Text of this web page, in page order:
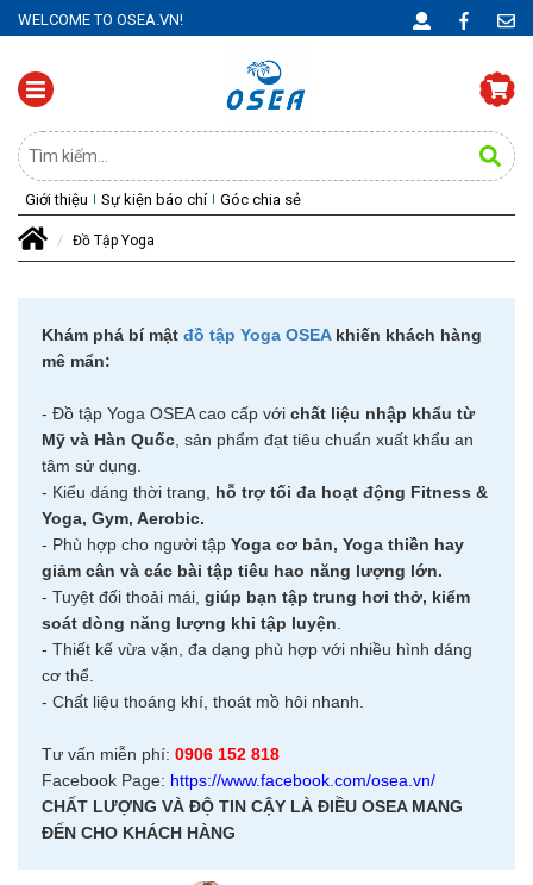
WELCOME TO OSEA.VN!
Giới thiệu Sự kiện báo chí Góc chia sẻ
Đồ Tập Yoga
Khám phá bí mật đồ tập Yoga OSEAkhiến khách hàng
mê mẩn:
- Đồ tập Yoga OSEA cao cấp với chất liệu nhập khẩu từ
Mỹ và Hàn Quốc, sản phẩm đạt tiêu chuẩn xuất khẩu an
tâm sử dụng.
- Kiểu dáng thời trang, hỗ trợ tối đa hoạt động Fitness &
Yoga, Gym, Aerobic.
- Phù hợp cho người tập Yoga cơ bản, Yoga thiền hay
giảm cân và các bài tập tiêu hao năng lượng lớn.
- Tuyệt đối thoải mái, giúp bạn tập trung hơi thở, kiểm
soát dòng năng lượng khi tập luyện.
- Thiết kế vừa vặn, đa dạng phù hợp với nhiều hình dáng
cơ thể.
- Chất liệu thoáng khí, thoát mồ hôi nhanh.
Tư vấn miễn phí: 0906 152 818
Facebook Page: https://www.facebook.com/osea.vn/
CHẤT LƯỢNG VÀ ĐỘ TIN CẬY LÀ ĐIỀU OSEA MANG
ĐẾN CHO KHÁCH HÀNG